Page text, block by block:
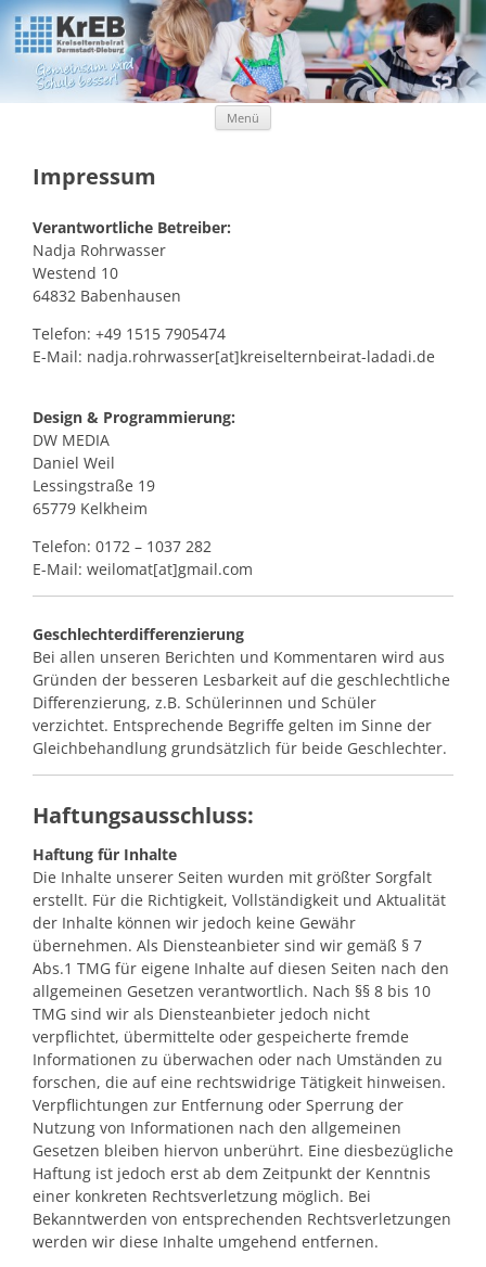
KrEB Darmstadt-Dieburg
Kreiselternbeirat Darmstadt-Dieburg
Menü
Impressum
Verantwortliche Betreiber:
Nadja Rohrwasser
Westend 10
64832 Babenhausen
Telefon: +49 1515 7905474
E-Mail: nadja.rohrwasser[at]kreiselternbeirat-ladadi.de
Design & Programmierung:
DW MEDIA
Daniel Weil
Lessingstraße 19
65779 Kelkheim
Telefon: 0172 – 1037 282
E-Mail: weilomat[at]gmail.com
Geschlechterdifferenzierung
Bei allen unseren Berichten und Kommentaren wird aus
Gründen der besseren Lesbarkeit auf die geschlechtliche
Differenzierung, z.B. Schülerinnen und Schüler
verzichtet. Entsprechende Begriffe gelten im Sinne der
Gleichbehandlung grundsätzlich für beide Geschlechter.
Haftungsausschluss:
Haftung für Inhalte
Die Inhalte unserer Seiten wurden mit größter Sorgfalt
erstellt. Für die Richtigkeit, Vollständigkeit und Aktualität
der Inhalte können wir jedoch keine Gewähr
übernehmen. Als Diensteanbieter sind wir gemäß § 7
Abs.1 TMG für eigene Inhalte auf diesen Seiten nach den
allgemeinen Gesetzen verantwortlich. Nach §§ 8 bis 10
TMG sind wir als Diensteanbieter jedoch nicht
verpflichtet, übermittelte oder gespeicherte fremde
Informationen zu überwachen oder nach Umständen zu
forschen, die auf eine rechtswidrige Tätigkeit hinweisen.
Verpflichtungen zur Entfernung oder Sperrung der
Nutzung von Informationen nach den allgemeinen
Gesetzen bleiben hiervon unberührt. Eine diesbezügliche
Haftung ist jedoch erst ab dem Zeitpunkt der Kenntnis
einer konkreten Rechtsverletzung möglich. Bei
Bekanntwerden von entsprechenden Rechtsverletzungen
werden wir diese Inhalte umgehend entfernen.